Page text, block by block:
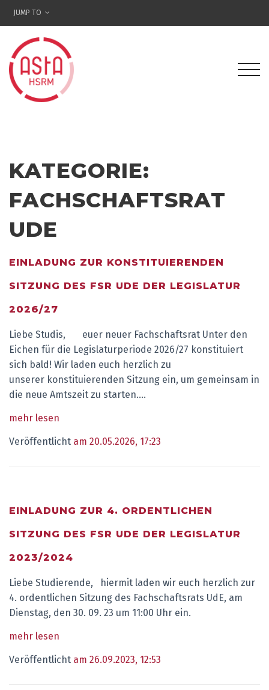
JUMP TO
KATEGORIE:
FACHSCHAFTSRAT
UDE
EINLADUNG ZUR KONSTITUIERENDEN
SITZUNG DES FSR UDE DER LEGISLATUR
2026/27
Liebe Studis, euer neuer Fachschaftsrat Unter den
Eichen für die Legislaturperiode 2026/27 konstituiert
sich bald! Wir laden euch herzlich zu
unserer konstituierenden Sitzung ein, um gemeinsam in
die neue Amtszeit zu starten.…
mehr lesen
Veröffentlicht am 20.05.2026, 17:23
EINLADUNG ZUR 4. ORDENTLICHEN
SITZUNG DES FSR UDE DER LEGISLATUR
2023/2024
Liebe Studierende, hiermit laden wir euch herzlich zur
4. ordentlichen Sitzung des Fachschaftsrats UdE, am
Dienstag, den 30. 09. 23 um 11:00 Uhr ein.
mehr lesen
Veröffentlicht am 26.09.2023, 12:53